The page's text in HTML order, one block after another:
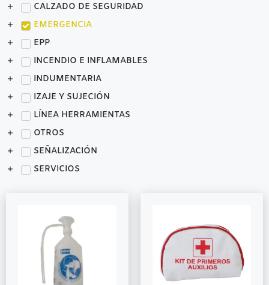
CALZADO DE SEGURIDAD
EMERGENCIA
EPP
INCENDIO E INFLAMABLES
INDUMENTARIA
IZAJE Y SUJECIÓN
LÍNEA HERRAMIENTAS
OTROS
SEÑALIZACIÓN
SERVICIOS